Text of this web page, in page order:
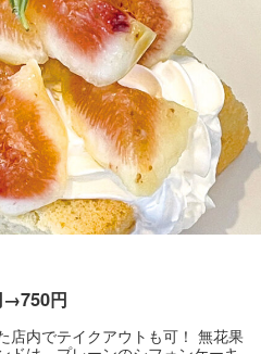
→750円
店内でテイクアウトも可！ 無花果